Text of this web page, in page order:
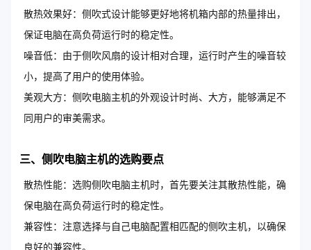
散热效果好：侧吹式设计能够更好地将机箱内部的热量排出，
保证电脑在高负荷运行时的稳定性。
噪音低：由于侧吹风扇的设计相对合理，运行时产生的噪音较
小，提高了用户的使用体验。
美观大方：侧吹电脑主机的外观设计时尚、大方，能够满足不
同用户的审美需求。
三、侧吹电脑主机的选购要点
散热性能：选购侧吹电脑主机时，首先要关注其散热性能，确
保电脑在高负荷运行时的稳定性。
兼容性：注意选择与自己电脑配置相匹配的侧吹主机，以确保
良好的兼容性。